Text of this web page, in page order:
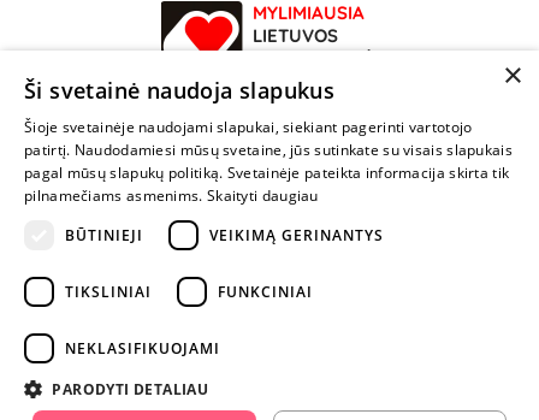
MYLIMIAUSIA
LIETUVOS
PARDUOTUVĖ
NENUSTOK
ŽAISTI
+370 600 84088
info@fantazijos.lt
instagram.com/fantazijos.lt
×
Ši svetainė naudoja slapukus
Šioje svetainėje naudojami slapukai, siekiant pagerinti vartotojo
patirtį. Naudodamiesi mūsų svetaine, jūs sutinkate su visais slapukais
pagal mūsų slapukų politiką. Svetainėje pateikta informacija skirta tik
pilnamečiams asmenims. Skaityti daugiau
BŪTINIEJI
VEIKIMĄ GERINANTYS
TIKSLINIAI FUNKCINIAI
NEKLASIFIKUOJAMI
PARODYTI DETALIAU